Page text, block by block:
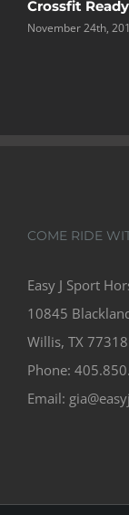
Crossfit Ready
November 24th,
COME RIDE
Easy J Sport
10845
Willis, TX 77318
Phone:
Email: